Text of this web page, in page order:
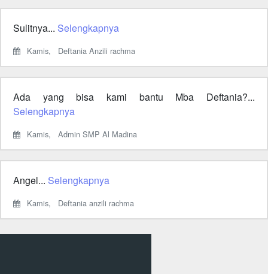
Sulitnya... Selengkapnya
Kamis, Deftania Anzili rachma
Ada yang bisa kami bantu Mba Deftania?...
Selengkapnya
Kamis, Admin SMP Al Madina
Angel... Selengkapnya
Kamis, Deftania anzili rachma